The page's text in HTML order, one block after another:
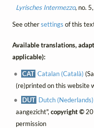
Lyrisches Intermezzo, no.
See othersettings of this
Available translations,
applicable):
CAT Catalan (Català)
(re)printed on this website
DUT Dutch (Nederlands)
aangezicht", copyright ©
permission